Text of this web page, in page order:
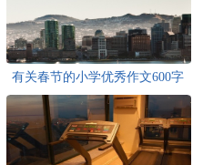
有关春节的小学优秀作文600字
四篇